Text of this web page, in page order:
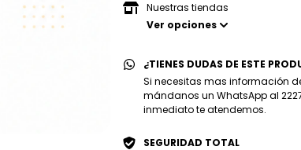
Nuestras tiendas
Ver opciones
¿TIENES DUDAS DE ESTE
Si necesitas mas información
mándanos un WhatsApp al
inmediato te atendemos.
SEGURIDAD TOTAL